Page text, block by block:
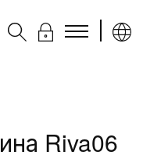
Riva06